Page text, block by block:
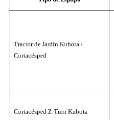
Tractor de Jardín Kubota /
Cortacésped
Cortacésped Z-Turn Kubota